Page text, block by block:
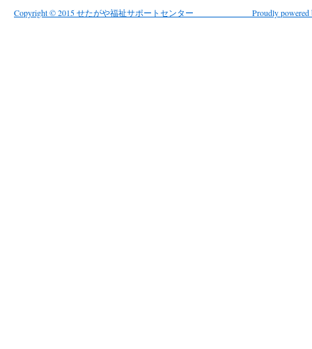
Copyright © 2015 せたがや福祉サポートセンター Proudly powered by